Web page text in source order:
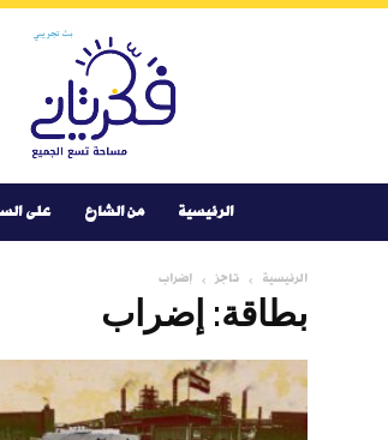
الرئيسية من الشارع على
الرئيسية تاجز إضراب
بطاقة: إضراب